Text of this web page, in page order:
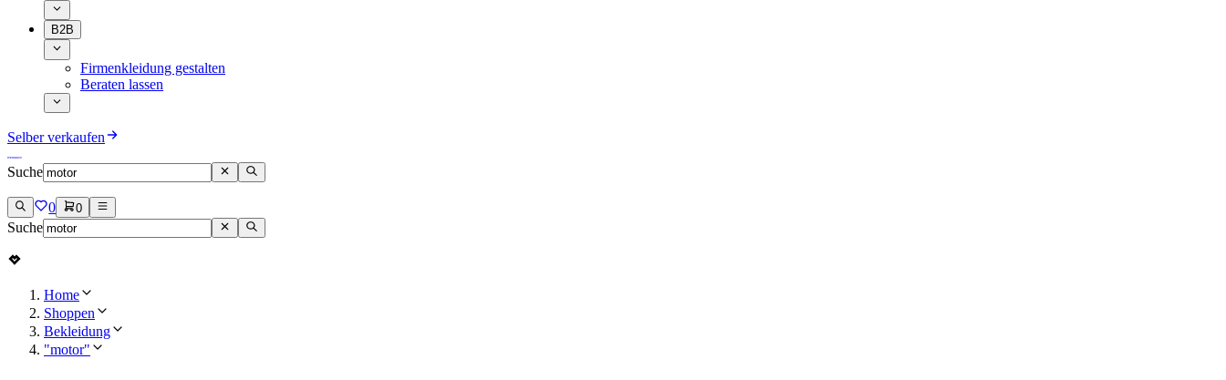
B2B
Firmenkleidung gestalten
Beraten lassen
Selber verkaufen
Suche
0 0
Suche
Home
Shoppen
Bekleidung
"motor"